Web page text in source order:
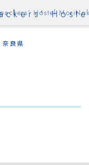
奈良県
Hostel